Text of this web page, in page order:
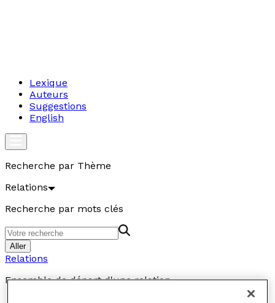
Lexique
Auteurs
Suggestions
English
Recherche par Thème
Relations
Recherche par mots clés
Aller
Relations
Ensemble de départ d'une relation